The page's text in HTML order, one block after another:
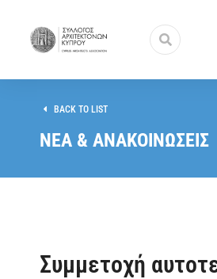
BACK TO LIST
ΝΕΑ & ΑΝΑΚΟΙΝΩΣΕΙΣ
Συμμετοχή